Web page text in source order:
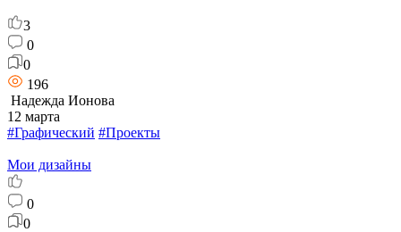
3
0
0
196
Надежда Ионова
12 марта
#Графический #Проекты
Мои дизайны
0
0